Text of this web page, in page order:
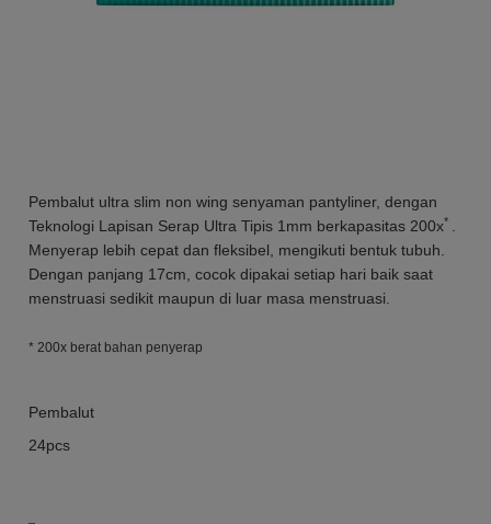
Pembalut ultra slim non wing senyaman pantyliner, dengan
Teknologi Lapisan Serap Ultra Tipis 1mm berkapasitas 200x*
Menyerap lebih cepat dan fleksibel, mengikuti bentuk tubuh.
Dengan panjang 17cm, cocok dipakai setiap hari baik saat
menstruasi sedikit maupun di luar masa menstruasi.
* 200x berat bahan penyerap
Pembalut
24pcs